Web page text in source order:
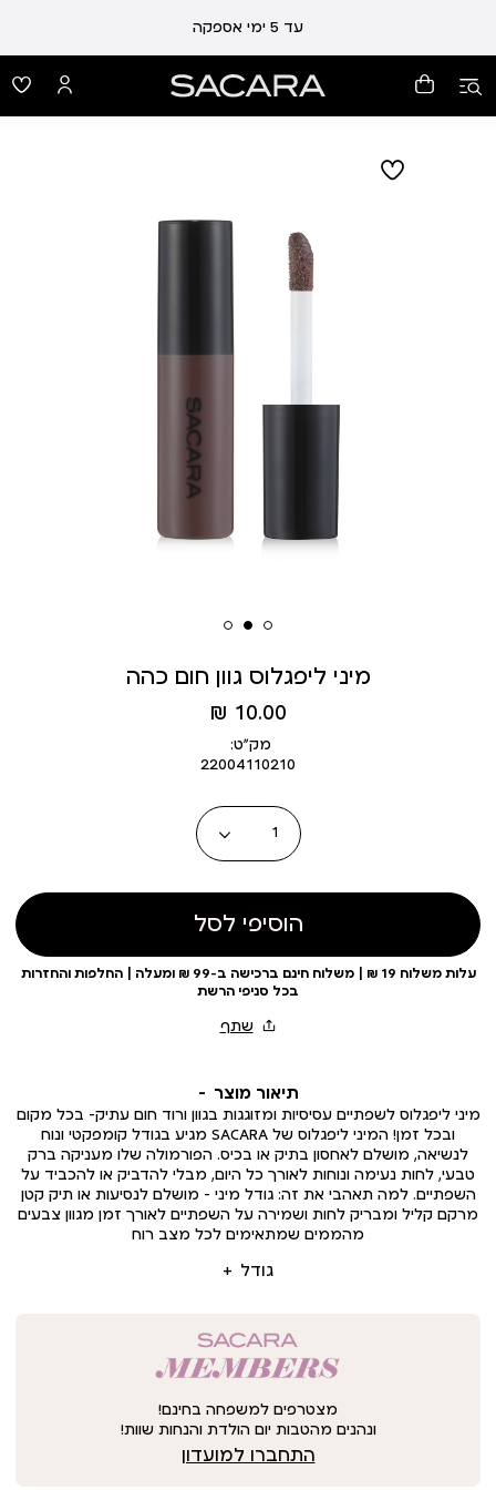
עד 5 ימי אספקה
מיני ליפגלוס גוון חום כהה
מחיר
מוצר
10.00 ₪
מק״ט:
22004110210
כמות
הוסיפי לסל
עלות משלוח 19 ₪ | משלוח חינם ברכישה ב-99 ₪ ומעלה | החלפות והחזרות
בכל סניפי הרשת
תיאור מוצר
גודל
מיני ליפגלוס לשפתיים עסיסיות ומזוגגות בגוון ורוד חום עתיק– בכל מקום
ובכל זמן! המיני ליפגלוס של SACARA מגיע בגודל קומפקטי ונוח
לנשיאה, מושלם לאחסון בתיק או בכיס. הפורמולה שלו מעניקה ברק
טבעי, לחות נעימה ונוחות לאורך כל היום, מבלי להדביק או להכביד על
השפתיים. למה תאהבי את זה: גודל מיני – מושלם לנסיעות או תיק קטן
מרקם קליל ומבריק לחות ושמירה על השפתיים לאורך זמן מגוון צבעים
מהממים שמתאימים לכל מצב רוח
מצטרפים למשפחה בחינם!
ונהנים מהטבות יום הולדת והנחות שוות!
התחברו למועדון